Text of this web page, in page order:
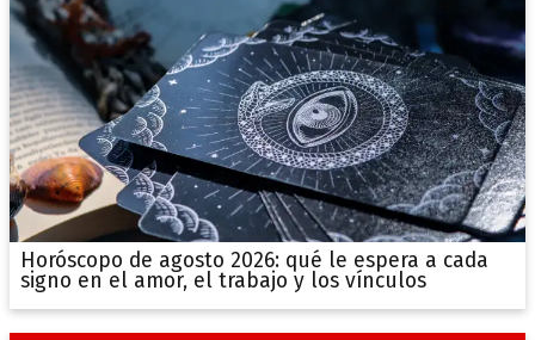
Horóscopo de agosto 2026: qué le espera a cada
signo en el amor, el trabajo y los vínculos